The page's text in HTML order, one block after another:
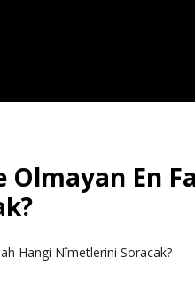
En
Hangi Nîmetlerini Soracak?